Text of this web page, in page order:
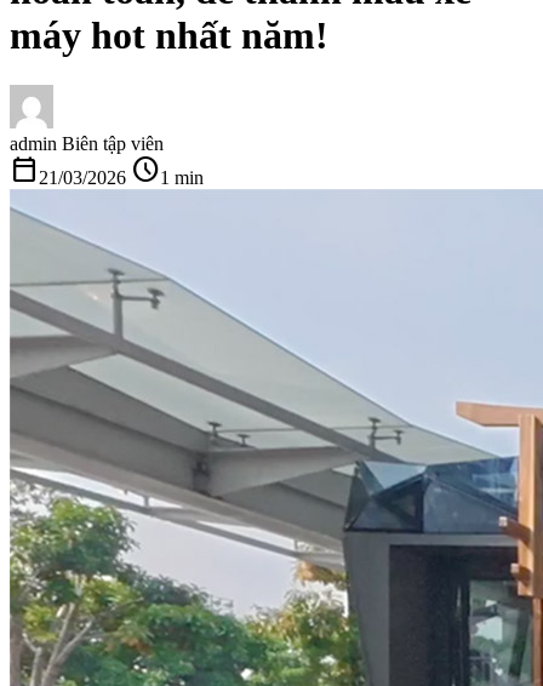
máy hot nhất năm!
admin Biên tập viên
calendar_today 21/03/2026 schedule1 min